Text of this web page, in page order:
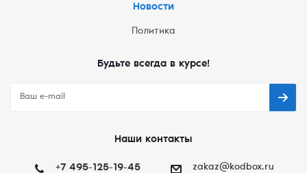
Новости
Политика
Будьте всегда в курсе!
Наши контакты
+7 495-125-19-45 zakaz@kodbox.ru